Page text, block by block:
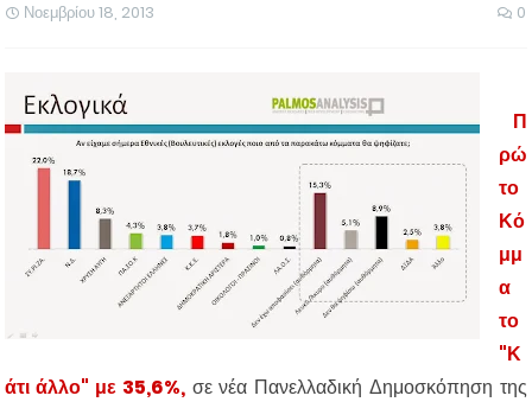
Νοεμβρίου 18, 2013 0
Π
ρώ
το
Κό
μμ
α
το
"Κ
άτι άλλο" με 35,6%,σε νέα Πανελλαδική Δημοσκόπηση της